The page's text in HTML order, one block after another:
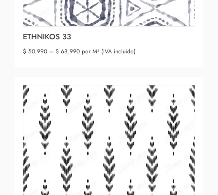
ETHNIKOS 33
$50.990 – $68.990por M² (IVA incluido)